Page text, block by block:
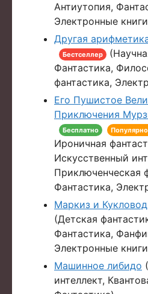
Антиутопия,
Электронные
Другая
Бестселлер
Фантастика,
фантастика,
Его Пушистое
Приключения
Бесплатно
Ироничная
Искусственный
Приключенческая
Фантастика,
Маркиз и Кукловод
(Детская
Фантастика,
Электронные
Машинное либидо
интеллект,